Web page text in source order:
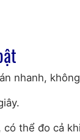
nhanh,
có thể đo cả